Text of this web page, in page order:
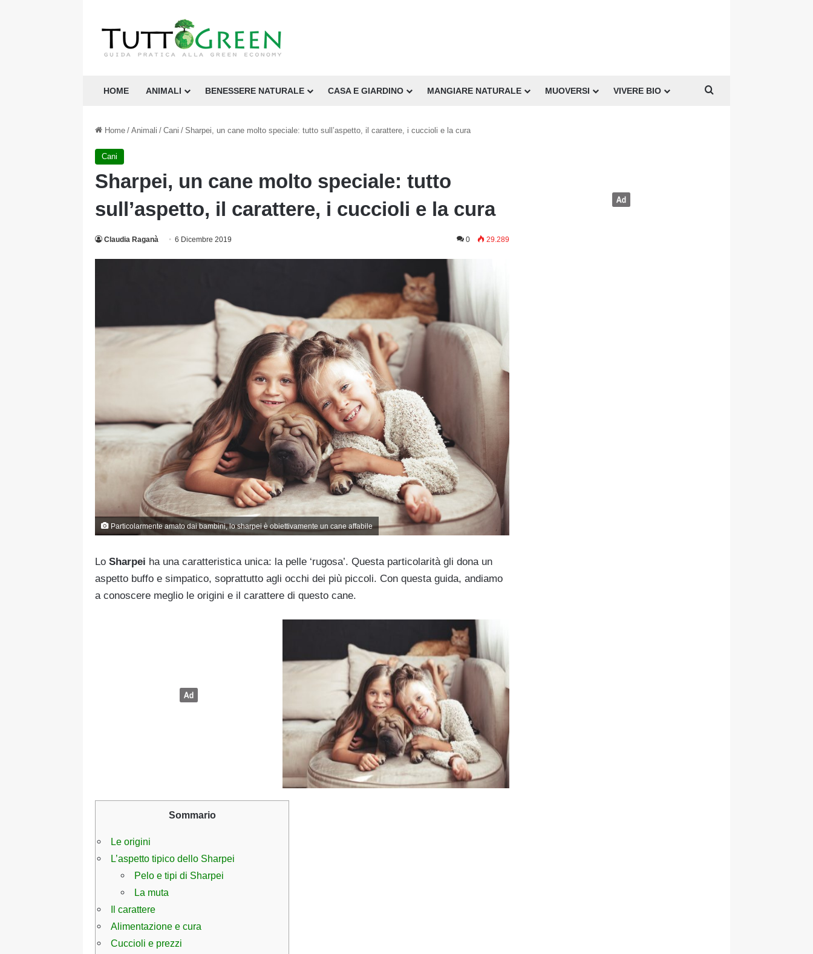
HOME ANIMALI BENESSERE NATURALE CASA E GIARDINO MANGIARE NATURALE MUOVERSI VIVERE BIO
Home / Animali / Cani / Sharpei, un cane molto speciale: tutto sull’aspetto, il carattere, i cuccioli e la cura
Cani
Sharpei, un cane molto speciale: tutto
sull’aspetto, il carattere, i cuccioli e la cura
Claudia Raganà 6 Dicembre 2019 0 29.289
Particolarmente amato dai bambini, lo sharpei è obiettivamente un cane affabile
Lo Sharpei ha una caratteristica unica: la pelle ‘rugosa’. Questa particolarità gli dona un
aspetto buffo e simpatico, soprattutto agli occhi dei più piccoli. Con questa guida, andiamo
a conoscere meglio le origini e il carattere di questo cane.
Sommario
Le origini
L’aspetto tipico dello Sharpei
Pelo e tipi di Sharpei
La muta
Il carattere
Alimentazione e cura
Cuccioli e prezzi